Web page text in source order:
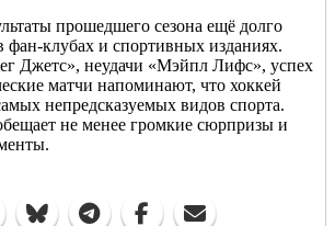
прошедшего сезона ещё долго
фан-клубах и спортивных изданиях.
Джетс», неудачи «Мэйпл Лифс», успех
матчи напоминают, что хоккей
непредсказуемых видов спорта.
не менее громкие сюрпризы и